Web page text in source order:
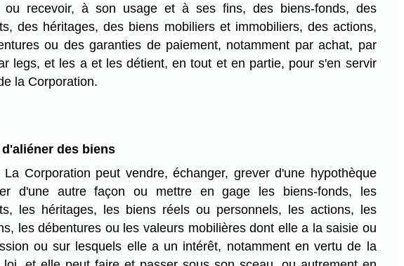
ou recevoir, à son usage et à ses fins, des biens-fonds, des
des héritages, des biens mobiliers et immobiliers, des actions,
ou des garanties de paiement, notamment par achat, par
legs, et les a et les détient, en tout et en partie, pour s'en servir
la Corporation.
des biens
La Corporation peut vendre, échanger, grever d'une hypothèque
d'une autre façon ou mettre en gage les biens-fonds, les
les héritages, les biens réels ou personnels, les actions, les
les débentures ou les valeurs mobilières dont elle a la saisie ou
ou sur lesquels elle a un intérêt, notamment en vertu de la